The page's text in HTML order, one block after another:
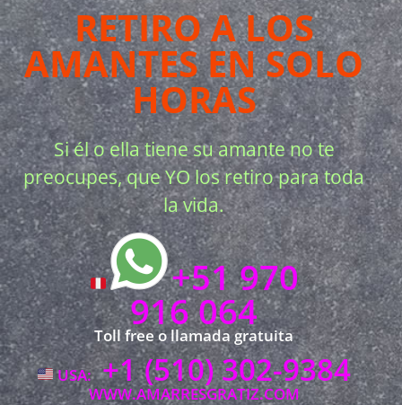
RETIRO A LOS
AMANTES EN SOLO
HORAS
Si él o ella tiene su amante no te
preocupes, que YO los retiro para toda
la vida.
+51 970
916 064
Toll free o llamada gratuita
USA: +1 (510) 302-9384
WWW.AMARRESGRATIZ.COM